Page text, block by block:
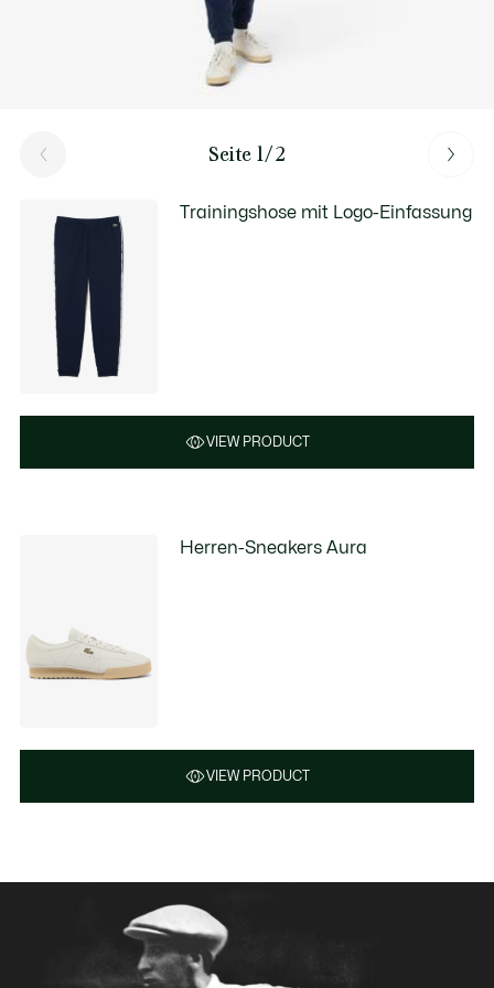
Seite 1/2
Trainingshose mit Logo-Einfassung
VIEW PRODUCT
Herren-Sneakers Aura
VIEW PRODUCT